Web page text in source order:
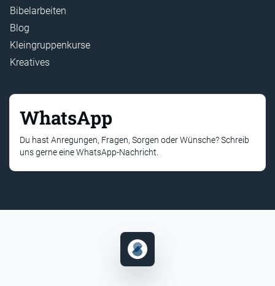
Bibelarbeiten
Blog
Kleingruppenkurse
Kreatives
WhatsApp
Du hast Anregungen, Fragen, Sorgen oder Wünsche? Schreib
uns gerne eine WhatsApp-Nachricht.